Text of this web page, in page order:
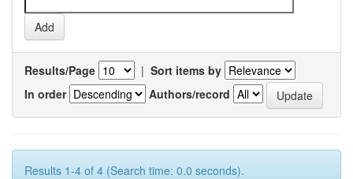
Results/Page | Sort items by
In order
Authors/record
Results 1-4 of 4 (Search time: 0.0 seconds).